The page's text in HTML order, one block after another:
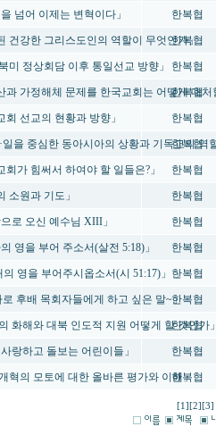
넘어 이제는 변혁이다」 한복협
건강한 그리스도인의 역할이 무엇인가」
한복협
미 정상회담 이후 통일선교 방향」 한복협
과 가정해체 문제를 한국교회는 어떻게 대처
한복협
선교의 현황과 방향」 한복협
을 중심한 동아시아의 상황과 기독교의 역할
한복협
가 힘써서 하여야 할 일들은?」 한복협
소원과 기도」 한복협
로 오신 예수님 XIII」 한복협
영을 부어 주소서(살전 5:18)」 한복협
영을 부어주시옵소서(시 51:17)」 」한복협
후배 목회자들에게 하고 싶은 말~」한복협
화해와 대북 인도적 지원 어떻게 할 것인가」
한복협
랑하고 돌보는 어린이들」 한복협
혁의 모토에 대한 올바른 평가와 이해」
한복협
[1] [2] [3]